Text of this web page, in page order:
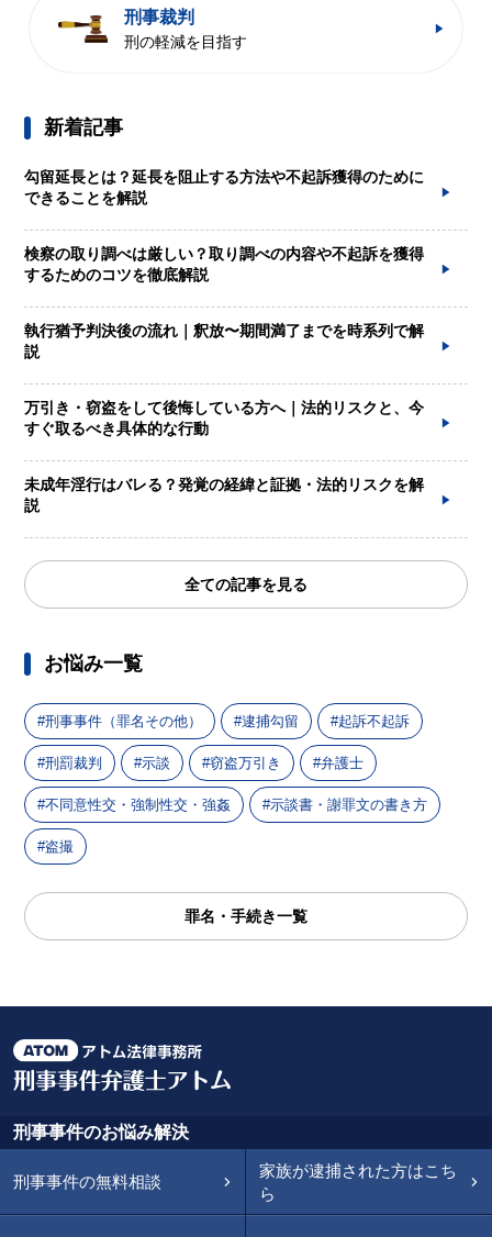
刑事裁判
刑の軽減を目指す
新着記事
勾留延長とは？延長を阻止する方法や不起訴獲得のために
できることを解説
検察の取り調べは厳しい？取り調べの内容や不起訴を獲得
するためのコツを徹底解説
執行猶予判決後の流れ｜釈放〜期間満了までを時系列で解
説
万引き・窃盗をして後悔している方へ｜法的リスクと、今
すぐ取るべき具体的な行動
未成年淫行はバレる？発覚の経緯と証拠・法的リスクを解
説
全ての記事を見る
お悩み一覧
刑事事件（罪名その他） 逮捕勾留 起訴不起訴
刑罰裁判 示談 窃盗万引き 弁護士
不同意性交・強制性交・強姦 示談書・謝罪文の書き方
盗撮
罪名・手続き一覧
刑事事件のお悩み解決
刑事事件の無料相談
家族が逮捕された方はこち
ら